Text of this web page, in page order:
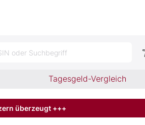
oder Suchbegriff
Tagesgeld-Vergleich
überzeugt +++